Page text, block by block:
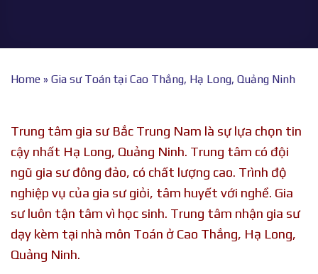
Home » Gia sư Toán tại Cao Thắng, Hạ Long, Quảng Ninh
Trung tâm gia sư Bắc Trung Nam là sự lựa chọn tin
cậy nhất Hạ Long, Quảng Ninh. Trung tâm có đội
ngũ gia sư đông đảo, có chất lượng cao. Trình độ
nghiệp vụ của gia sư giỏi, tâm huyết với nghề. Gia
sư luôn tận tâm vì học sinh. Trung tâm nhận gia sư
dạy kèm tại nhà môn Toán ở Cao Thắng, Hạ Long,
Quảng Ninh.